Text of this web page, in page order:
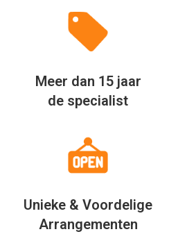
Meer dan 15 jaar
de specialist
Unieke & Voordelige
Arrangementen